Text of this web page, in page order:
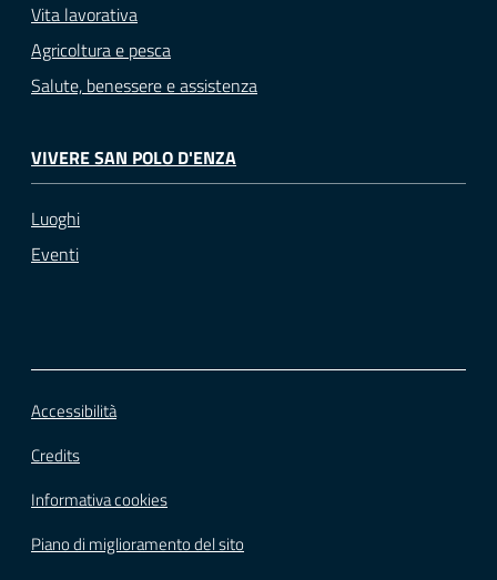
Vita lavorativa
Agricoltura e pesca
Salute, benessere e assistenza
VIVERE SAN POLO D'ENZA
Luoghi
Eventi
Accessibilità
Credits
Informativa cookies
Piano di miglioramento del sito